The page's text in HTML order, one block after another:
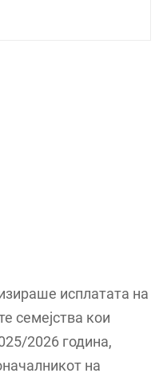
исплатата на
семејства кои
2026 година,
на